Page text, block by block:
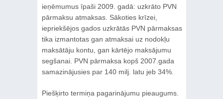
ieņēmumus īpaši 2009. gadā: uzkrāto PVN
pārmaksu atmaksas. Sākoties krīzei,
iepriekšējos gados uzkrātās PVN pārmaksas
tika izmantotas gan atmaksai uz nodokļu
maksātāju kontu, gan kārtējo maksājumu
segšanai. PVN pārmaksa kopš 2007.gada
samazinājusies par 140 milj. latu jeb 34%.
Piešķirto termiņa pagarinājumu pieaugums.